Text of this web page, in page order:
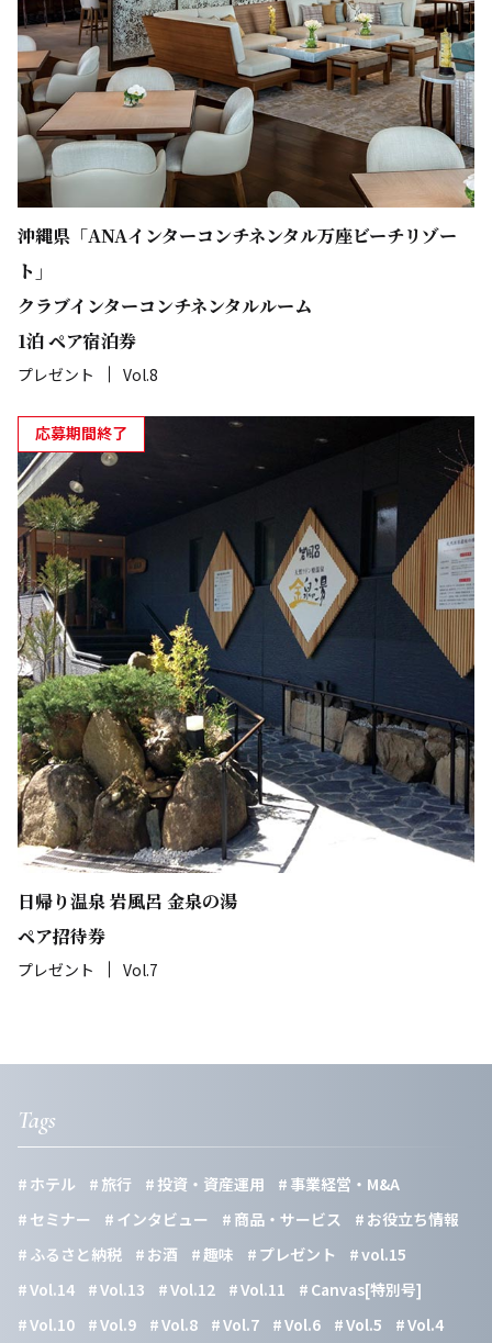
沖縄県「ANAインターコンチネンタル万座ビーチリゾー
ト」
クラブインターコンチネンタルルーム
1泊 ペア宿泊券
プレゼント Vol.8
応募期間終了
日帰り温泉 岩風呂 金泉の湯
ペア招待券
プレゼント Vol.7
Tags
ホテル 旅行 投資・資産運用
事業経営・M&A
セミナー
インタビュー 商品・サービス
お役立ち情報
ふるさと納税
お酒 趣味 プレゼント
vol.15
Vol.14
Vol.13 Vol.12 Vol.11
Canvas[特別号]
Vol.10
Vol.9 Vol.8 Vol.7 Vol.6 Vol.5 Vol.4